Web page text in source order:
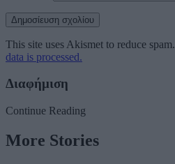
This site uses Akismet to reduce spam.
data is processed.
Διαφήμιση
Continue Reading
More Stories